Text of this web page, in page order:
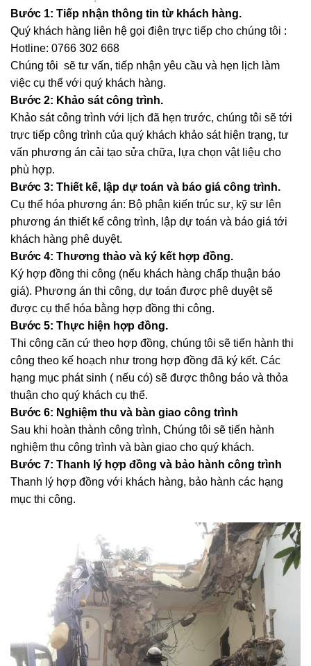
Bước 1: Tiếp nhận thông tin từ khách hàng.
Quý khách hàng liên hệ gọi điện trực tiếp cho chúng tôi :
Hotline: 0766 302 668
Chúng tôi sẽ tư vấn, tiếp nhận yêu cầu và hẹn lịch làm
việc cụ thể với quý khách hàng.
Bước 2: Khảo sát công trình.
Khảo sát công trình với lịch đã hẹn trước, chúng tôi sẽ tới
trực tiếp công trình của quý khách khảo sát hiện trạng, tư
vấn phương án cải tạo sửa chữa, lựa chọn vật liệu cho
phù hợp.
Bước 3: Thiết kế, lập dự toán và báo giá công trình.
Cụ thể hóa phương án: Bộ phận kiến trúc sư, kỹ sư lên
phương án thiết kế công trình, lập dự toán và báo giá tới
khách hàng phê duyệt.
Bước 4: Thương thảo và ký kết hợp đồng.
Ký hợp đồng thi công (nếu khách hàng chấp thuận báo
giá). Phương án thi công, dự toán được phê duyệt sẽ
được cụ thể hóa bằng hợp đồng thi công.
Bước 5: Thực hiện hợp đồng.
Thi công căn cứ theo hợp đồng, chúng tôi sẽ tiến hành thi
công theo kế hoạch như trong hợp đồng đã ký kết. Các
hạng mục phát sinh ( nếu có) sẽ được thông báo và thỏa
thuận cho quý khách cụ thể.
Bước 6: Nghiệm thu và bàn giao công trình
Sau khi hoàn thành công trình, Chúng tôi sẽ tiến hành
nghiệm thu công trình và bàn giao cho quý khách.
Bước 7: Thanh lý hợp đồng và bảo hành công trình
Thanh lý hợp đồng với khách hàng, bảo hành các hạng
mục thi công.